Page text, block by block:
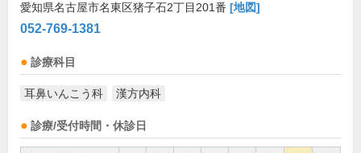
愛知県名古屋市名東区猪子石2丁目201番 [地図]
052-769-1381
診療科目
耳鼻いんこう科 漢方内科
診療/受付時間・休診日